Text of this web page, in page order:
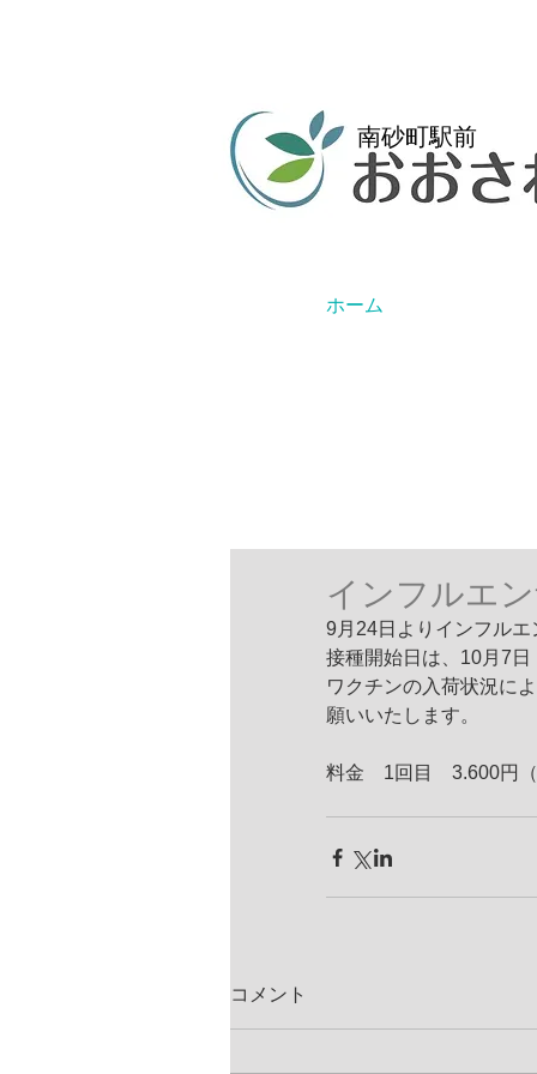
南砂町駅前
ホーム
インフルエ
9月24日よりインフルエ
接種開始日は、10月7日
ワクチンの入荷状況に
願いいたします。
料金　1回目　3.600円
コメント